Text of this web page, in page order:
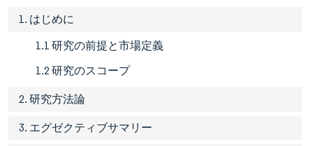
1. はじめに
1.1 研究の前提と市場定義
1.2 研究のスコープ
2. 研究方法論
3. エグゼクティブサマリー